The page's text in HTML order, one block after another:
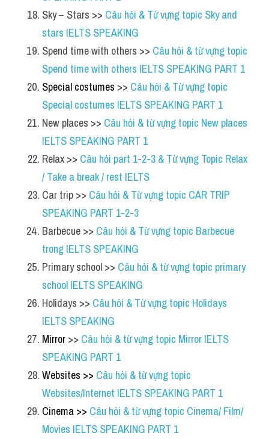
Sky – Stars >> Câu hỏi & Từ vựng topic Sky and
stars IELTS SPEAKING
Spend time with others >> Câu hỏi & từ vựng topic
Spend time with others IELTS SPEAKING PART 1
Special costumes >> Câu hỏi & Từ vựng topic
Special costumes IELTS SPEAKING PART 1
New places >> Câu hỏi & từ vựng topic New places
IELTS SPEAKING PART 1
Relax >> Câu hỏi part 1-2-3 & Từ vựng Topic Relax
/ Take a break / rest IELTS
Car trip >> Câu hỏi & Từ vựng topic CAR TRIP
SPEAKING PART 1-2-3
Barbecue >> Câu hỏi & Từ vựng topic Barbecue
trong IELTS SPEAKING
Primary school >> Câu hỏi & từ vựng topic primary
school IELTS SPEAKING
Holidays >> Câu hỏi & Từ vựng topic Holidays
IELTS SPEAKING
Mirror >> Câu hỏi & từ vựng topic Mirror IELTS
SPEAKING PART 1
Websites >> Câu hỏi & từ vựng topic
Websites/Internet IELTS SPEAKING PART 1
Cinema >> Câu hỏi & từ vựng topic Cinema/ Film/
Movies IELTS SPEAKING PART 1